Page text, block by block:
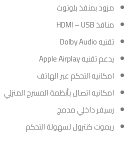
مزود بمنفذ بلوتوث
منافذ HDMI – USB
تقنيه Dolby Audio
يدعم تقنيه Apple Airplay
امكانيه التحكم عبر الهاتف
امكانيه اتصال بأنظمة المسرح المنزلي
رسيفر داخلي مدمج
ريموت كنترول لسهولة التحكم